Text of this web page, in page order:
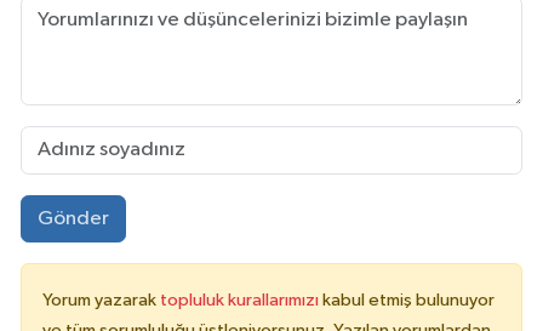
Gönder
Yorum yazarak topluluk kurallarımızı kabul etmiş bulunuyor